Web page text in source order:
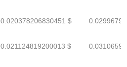
0.020378206830451 $
0.021124819200013 $